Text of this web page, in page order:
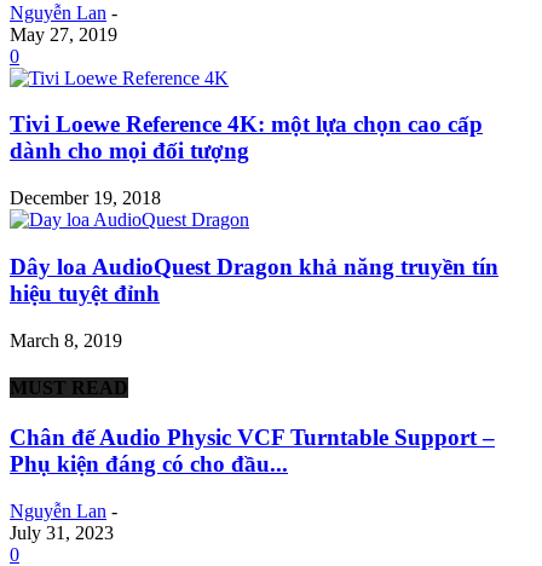
Nguyễn Lan -
May 27, 2019
0
Tivi Loewe Reference 4K: một lựa chọn cao cấp
dành cho mọi đối tượng
December 19, 2018
Dây loa AudioQuest Dragon khả năng truyền tín
hiệu tuyệt đỉnh
March 8, 2019
MUST READ
Chân đế Audio Physic VCF Turntable Support –
Phụ kiện đáng có cho đầu...
Nguyễn Lan -
July 31, 2023
0